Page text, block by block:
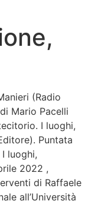
Bandolo
CERM
CERM – Idee
(Radio
Mario Pacelli
I luoghi,
Puntata
luoghi,
2022 ,
di Raffaele
all’Università